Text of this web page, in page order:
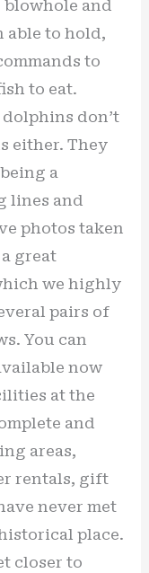
and
able to hold,
to
to eat.
don’t
either. They
a
lines and
photos taken
great
we highly
pairs of
You can
now
at the
and
areas,
rentals, gift
never met
place.
closer to